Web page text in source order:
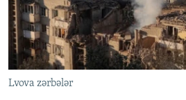
Lvova zərbələr